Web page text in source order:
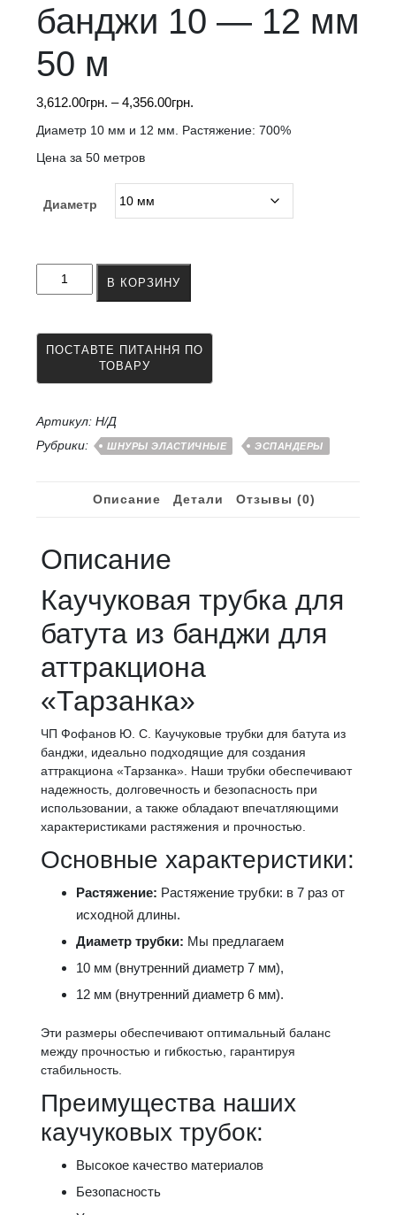
банджи 10 — 12 мм
50 м
3,612.00грн. – 4,356.00грн.
4,356.00грн.
Диаметр 10 мм и 12 мм. Растяжение: 700%
Цена за 50 метров
Диаметр
Количество
для
с
10
-
В КОРЗИНУ
Артикул: Н/Д
Рубрики:
ШНУРЫ ЭЛАСТИЧНЫЕ ЭСПАНДЕРЫ
Описание Детали Отзывы (0)
Описание
Каучуковая трубка для
батута из банджи для
аттракциона
«Тарзанка»
ЧП Фофанов Ю. С. Каучуковые трубки для батута из
банджи, идеально подходящие для создания
аттракциона «Тарзанка». Наши трубки обеспечивают
надежность, долговечность и безопасность при
использовании, а также обладают впечатляющими
характеристиками растяжения и прочностью.
Основные характеристики:
Растяжение: Растяжение трубки: в 7 раз от
исходной длины.
Диаметр трубки: Мы предлагаем
10 мм (внутренний диаметр 7 мм),
12 мм (внутренний диаметр 6 мм).
Эти размеры обеспечивают оптимальный баланс
между прочностью и гибкостью, гарантируя
стабильность.
Преимущества наших
каучуковых трубок:
Высокое качество материалов
Безопасность